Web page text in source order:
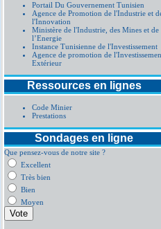
Portail Du Gouvernement Tunisien
Agence de Promotion de l'Industrie et
l'Innovation
Ministère de l'Industrie, des Mines et de
l’Energie
Instance Tunisienne de l'Investissement
Agence de promotion de
Extérieur
Ressources en lignes
Code Minier
Prestations
Sondages en ligne
Que pensez-vous de notre site ?
Excellent
Très bien
Bien
Moyen